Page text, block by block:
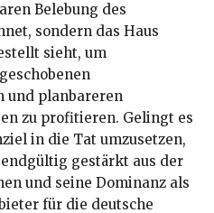
Belebung des
sondern das Haus
sieht, um
und planbareren
zu profitieren. Gelingt es
in die Tat umzusetzen,
gestärkt aus der
und seine Dominanz als
für die deutsche